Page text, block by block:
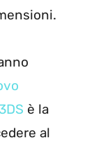
è la
al